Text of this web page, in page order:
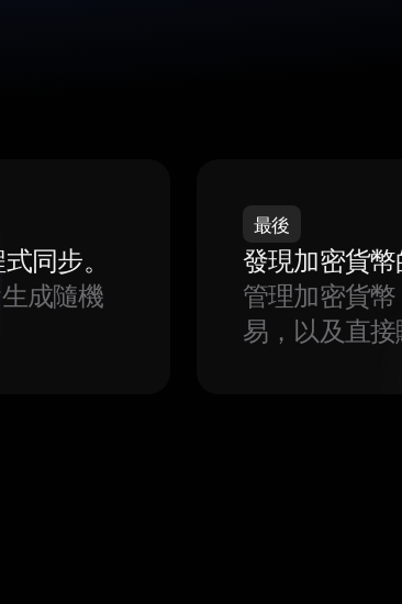
同步。
成隨機
最後
發現加密貨
管理加密貨
易，以及直